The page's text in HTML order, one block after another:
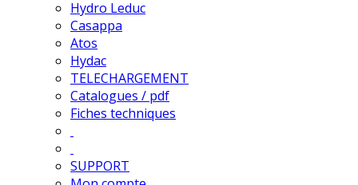
Hydro Leduc
Casappa
Atos
Hydac
TELECHARGEMENT
Catalogues / pdf
Fiches techniques
SUPPORT